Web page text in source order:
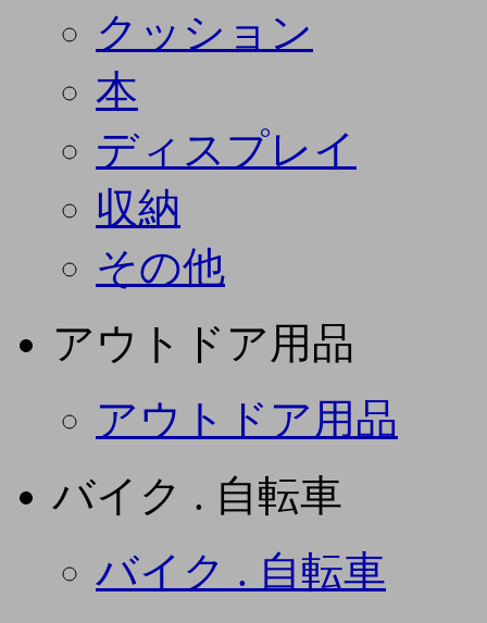
クッション
本
ディスプレイ
収納
その他
アウトドア用品
アウトドア用品
バイク . 自転車
バイク . 自転車